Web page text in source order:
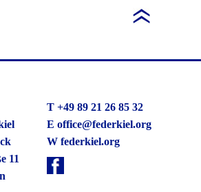
11
T +49 89 21 26 85 32
E office@federkiel.org
W federkiel.org